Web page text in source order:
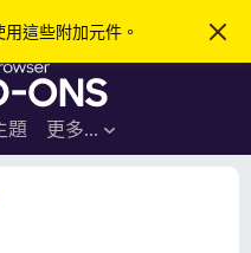
用這些附加元件。
忽
此
題 更多…
登入